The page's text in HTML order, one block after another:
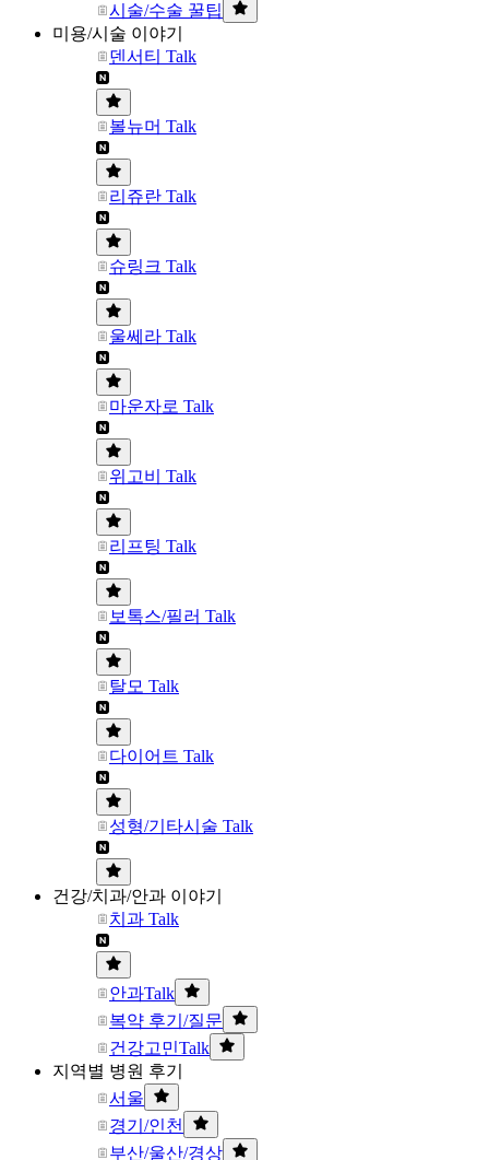
시술/수술 꿀팁
미용/시술 이야기
덴서티 Talk
볼뉴머 Talk
리쥬란 Talk
슈링크 Talk
울쎄라 Talk
마운자로 Talk
위고비 Talk
리프팅 Talk
보톡스/필러 Talk
탈모 Talk
다이어트 Talk
성형/기타시술 Talk
건강/치과/안과 이야기
치과 Talk
안과Talk
복약 후기/질문
건강고민Talk
지역별 병원 후기
서울
경기/인천
부산/울산/경상